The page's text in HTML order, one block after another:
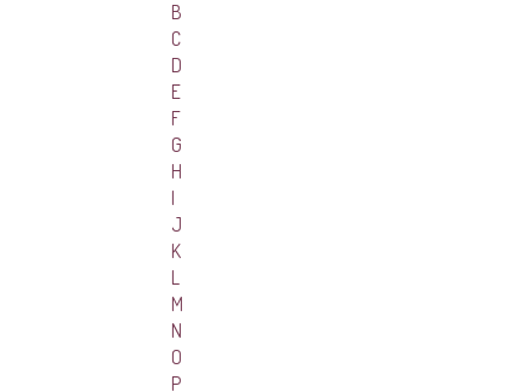
B
C
D
E
F
G
H
I
J
K
L
M
N
O
P